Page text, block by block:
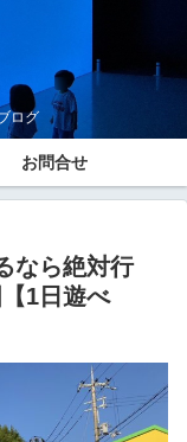
ログ
お問合せ
なら絶対行
1日遊べ